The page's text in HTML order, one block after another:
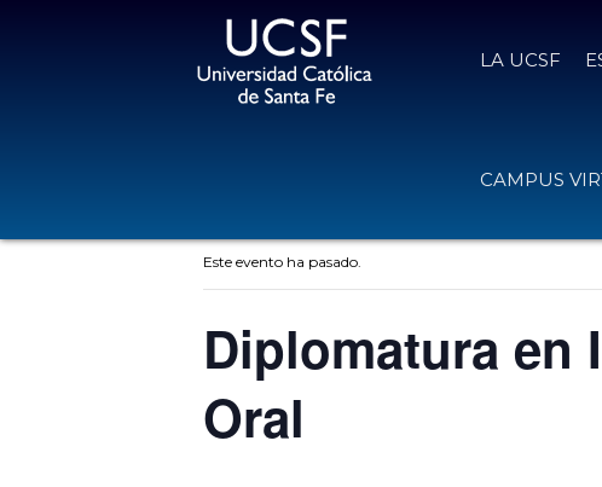
LA UCSF
CAMPUS
Este evento ha pasado.
Diplomatura en
Oral